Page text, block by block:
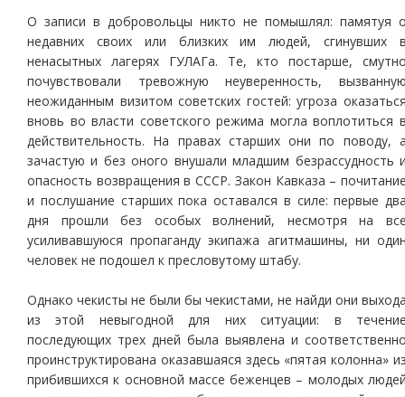
О записи в добровольцы никто не помышлял: памятуя
недавних своих или близких им людей, сгинувших
ненасытных лагерях ГУЛАГа. Те, кто постарше,
почувствовали тревожную неуверенность,
неожиданным визитом советских гостей: угроза
вновь во власти советского режима могла воплотиться
действительность. На правах старших они по поводу,
зачастую и без оного внушали младшим безрассудность
опасность возвращения в СССР. Закон Кавказа –
и послушание старших пока оставался в силе: первые
дня прошли без особых волнений, несмотря на
усиливавшуюся пропаганду экипажа агитмашины, ни
человек не подошел к пресловутому штабу.
Однако чекисты не были бы чекистами, не найди они
из этой невыгодной для них ситуации: в
последующих трех дней была выявлена и
проинструктирована оказавшаяся здесь «пятая колонна»
прибившихся к основной массе беженцев – молодых